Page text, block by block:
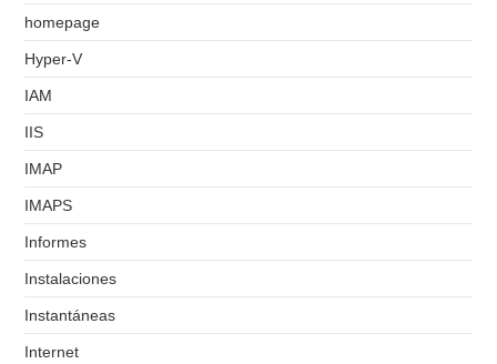
homepage
Hyper-V
IAM
IIS
IMAP
IMAPS
Informes
Instalaciones
Instantáneas
Internet